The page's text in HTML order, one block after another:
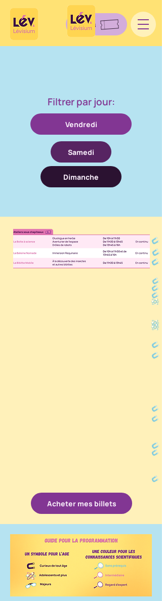
Billets
Filtrer par jour:
Vendredi
Samedi
Dimanche
Acheter mes billets